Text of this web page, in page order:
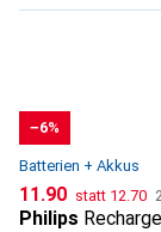
−6%
Batterien + Akkus
CHF
11.90 statt CHF
12.70
Philips